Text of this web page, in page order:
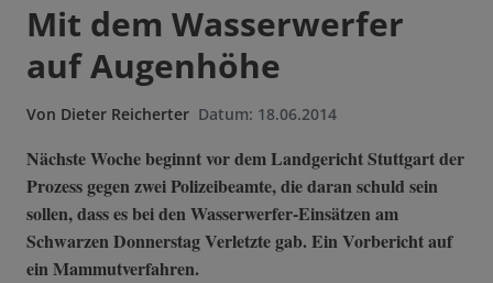
Mit dem Wasserwerfer
auf Augenhöhe
Von Dieter Reicherter Datum: 18.06.2014
Nächste Woche beginnt vor dem Landgericht Stuttgart der
Prozess gegen zwei Polizeibeamte, die daran schuld sein
sollen, dass es bei den Wasserwerfer-Einsätzen am
Schwarzen Donnerstag Verletzte gab. Ein Vorbericht auf
ein Mammutverfahren.